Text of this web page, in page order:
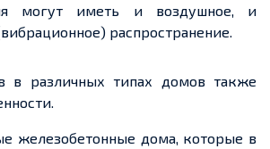
могут иметь и воздушное, и
распространение.
в различных типах домов также
железобетонные дома, которые в